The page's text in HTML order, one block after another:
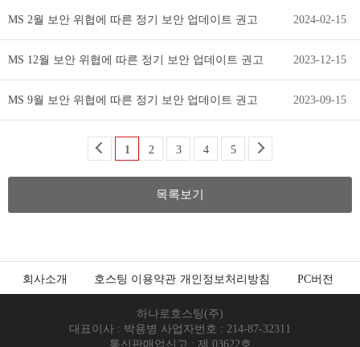
MS 2월 보안 위협에 따른 정기 보안 업데이트 권고 2024-02-15
MS 12월 보안 위협에 따른 정기 보안 업데이트 권고 2023-12-15
MS 9월 보안 위협에 따른 정기 보안 업데이트 권고 2023-09-15
1 2 3 4 5
목록보기
회사소개 호스팅 이용약관 개인정보처리방침 PC버전
하나로호스팅(주)
대표이사 : 박용병 사업자번호 : 214-87-32311
통신판매업신고 : 제 03622호